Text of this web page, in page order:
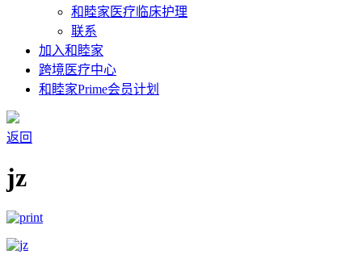
和睦家医疗临床护理
联系
加入和睦家
跨境医疗中心
和睦家Prime会员计划
返回
jz